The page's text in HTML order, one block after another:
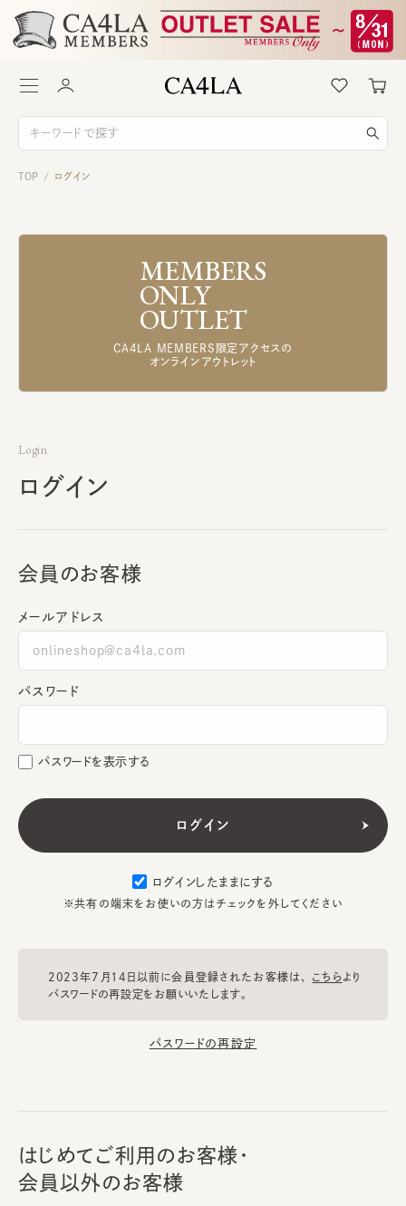
TOP / ログイン
MEMBERS
ONLY
OUTLET
CA4LA MEMBERS限定アクセスの
オンラインアウトレット
Login
ログイン
会員のお客様
メールアドレス
パスワード
パスワードを表示する
ログインしたままにする
※共有の端末をお使いの方はチェックを外してください
2023年7月14日以前に会員登録されたお客様は、 こちらより
パスワードの再設定をお願いいたします。
パスワードの再設定
はじめてご利用のお客様・
会員以外のお客様